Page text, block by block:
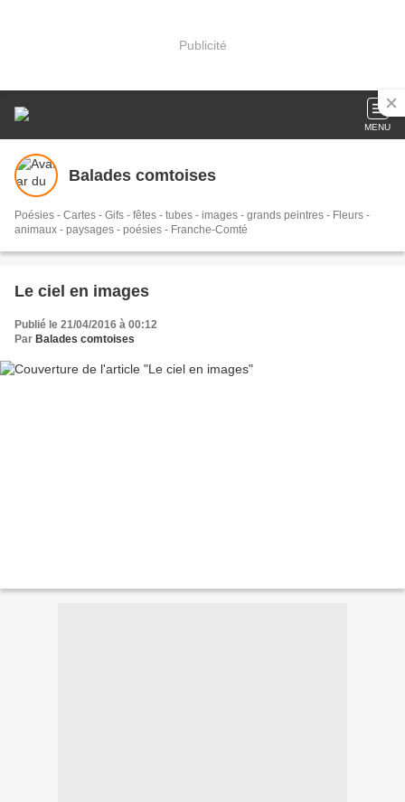
Publicité
MENU
Balades comtoises
Poésies - Cartes - Gifs - fêtes - tubes - images - grands peintres - Fleurs -
animaux - paysages - poésies - Franche-Comté
Le ciel en images
Publié le 21/04/2016 à 00:12
Par Balades comtoises